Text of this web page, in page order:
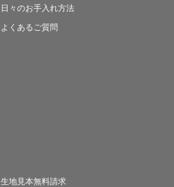
生地見本無料請求
日々のお手入れ方法
よくあるご質問